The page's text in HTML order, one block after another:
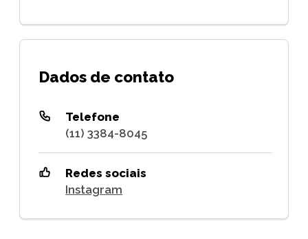
Dados de contato
Telefone
(11) 3384-8045
Redes sociais
Instagram